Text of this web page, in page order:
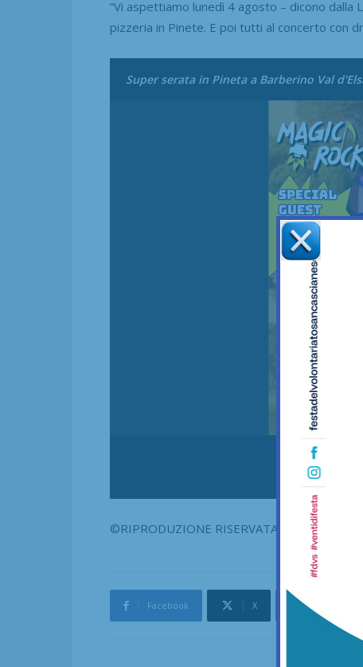
“Vi aspettiamo lunedì 4 agosto – dicono dalla
pizzeria in Pinete. E poi tutti al concerto con
Super serata in Pineta a Barberino Val
©RIPRODUZIONE RISERVATA
Facebook X